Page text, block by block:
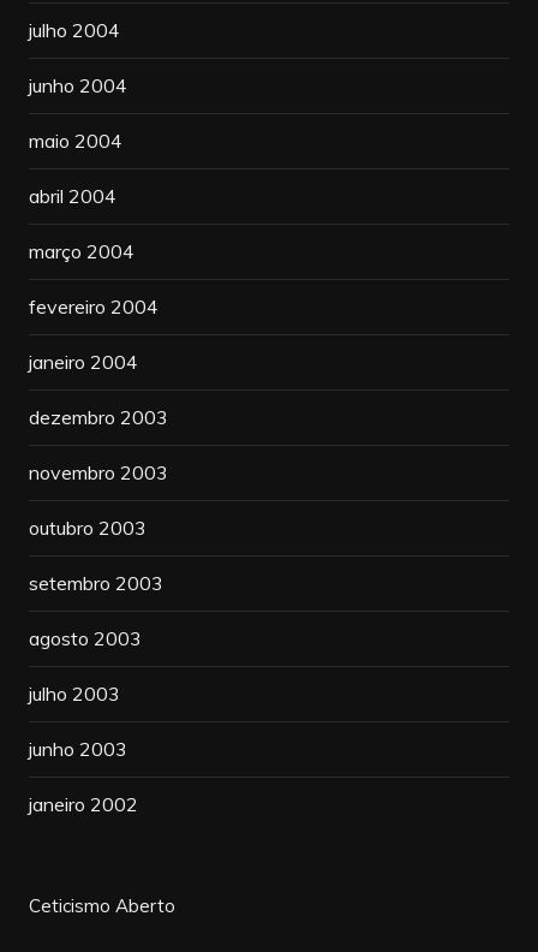
julho 2004
junho 2004
maio 2004
abril 2004
março 2004
fevereiro 2004
janeiro 2004
dezembro 2003
novembro 2003
outubro 2003
setembro 2003
agosto 2003
julho 2003
junho 2003
janeiro 2002
Ceticismo Aberto